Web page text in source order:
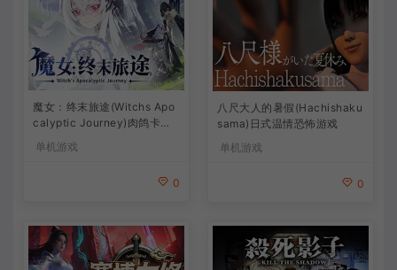
魔女：终末旅途(Witchs Apo
calyptic Journey)肉鸽卡牌
策略游戏
单机游戏
0
八尺大人的暑假(Hachishaku
sama)日式温情恐怖游戏
单机游戏
0